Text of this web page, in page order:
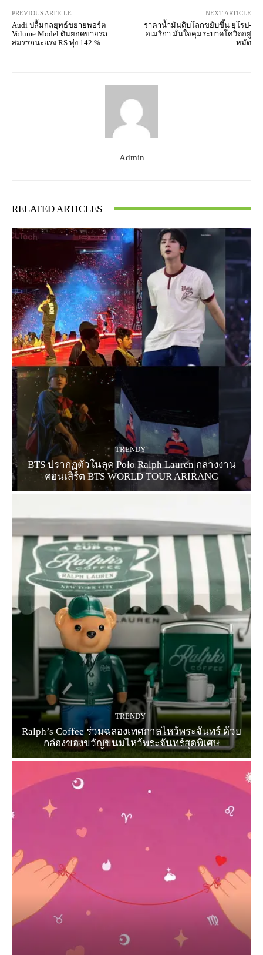
PREVIOUS ARTICLE
Audi ปลื้มกลยุทธ์ขยายพอร์ต
Volume Model ดันยอดขายรถ
สมรรถนะแรง RS พุ่ง 142 %
NEXT ARTICLE
ราคาน้ำมันดิบโลกขยับขึ้น ยุโรป-
อเมริกา มั่นใจคุมระบาดโควิดอยู่
หมัด
Admin
RELATED ARTICLES
TRENDY
BTS ปรากฏตัวในลุค Polo Ralph Lauren กลางงาน
คอนเสิร์ต BTS WORLD TOUR ARIRANG
TRENDY
Ralph’s Coffee ร่วมฉลองเทศกาลไหว้พระจันทร์ ด้วย
กล่องของขวัญขนมไหว้พระจันทร์สุดพิเศษ